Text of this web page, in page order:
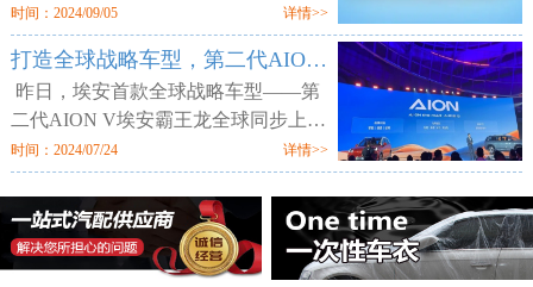
胎等传统汽车零部件企业获得了业绩
增长，但更多的传统零部件企业则业
绩不佳。汽车行业向电动化与智能化
时间：2024/09/05 详情>>
打造全球战略车型，第二代AION V售12.98万元起
昨日，埃安首款全球战略车型——第
二代AION V埃安霸王龙全球同步上
市。新车定位新硬派智驾SUV，提供
520km、650km、750km三种续航7个
配置版本，售价区间为12.98万-18.98
万元。值
时间：2024/07/24 详情>>